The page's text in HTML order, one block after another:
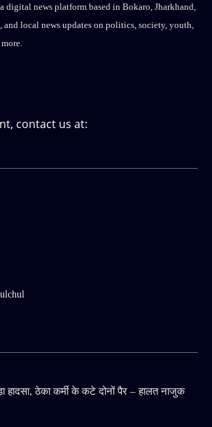
digital news platform based in Bokaro, Jharkhand,
local news updates on politics, society, youth,
contact us at:
हादसा, ठेका कर्मी के कटे दोनों पैर – हालत नाजुक